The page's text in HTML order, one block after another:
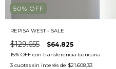
50% OFF
REPISA WEST - SALE
$129.655 $64.825
3 cuotas sin interés de $21.608,33